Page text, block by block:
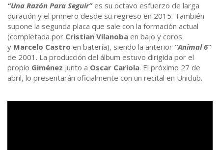
“Una Razón Para Seguir”es su octavo esfuerzo de larga
duración y el primero desde su regreso en 2015. También
supone la segunda placa que sale con la formación actual
(completada por Cristian Vilanoba en bajo y coros
y Marcelo Castro en batería), siendo la anterior “Animal 6”
de 2001. La producción del álbum estuvo dirigida por el
propio Giménez junto a Oscar Cariola. El próximo 27 de
abril, lo presentarán oficialmente con un recital en Uniclub.